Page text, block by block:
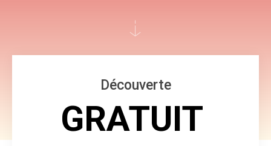
Découverte
GRATUIT